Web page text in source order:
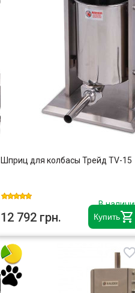
Купить
Шприц для колбасы Трейд TV-15
В
12 792 грн.